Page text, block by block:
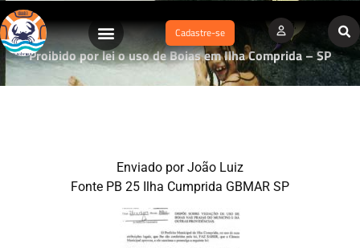
Cadastre-se
Proibido por lei o uso de Boias em Ilha Comprida – SP
Enviado por João Luiz
Fonte PB 25 Ilha Cumprida GBMAR SP